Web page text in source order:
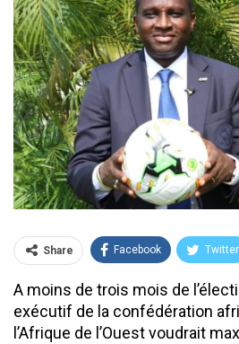
Share Facebook Twitter
A moins de trois mois de
exécutif de la confédération
l’Afrique de l’Ouest voudrait